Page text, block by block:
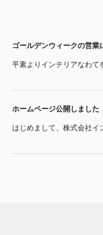
ゴールデンウィークの営業
平素よりインテリアなわて
ホームページ公開しました
はじめまして、株式会社